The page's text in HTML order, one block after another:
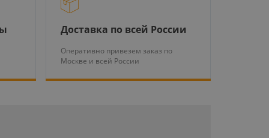
Доставка по всей России
Оперативно привезем заказ по
Москве и всей России